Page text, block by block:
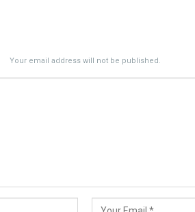
Your email address will not be published.